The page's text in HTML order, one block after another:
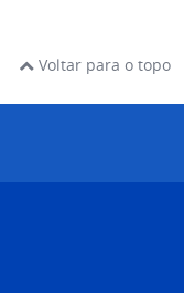
Voltar para o topo